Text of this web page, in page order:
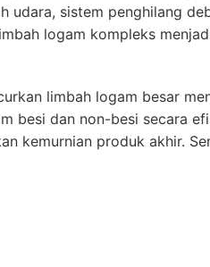
udara, sistem penghilang
logam kompleks
limbah logam besar
besi dan non-besi secara
kemurnian produk akhir.